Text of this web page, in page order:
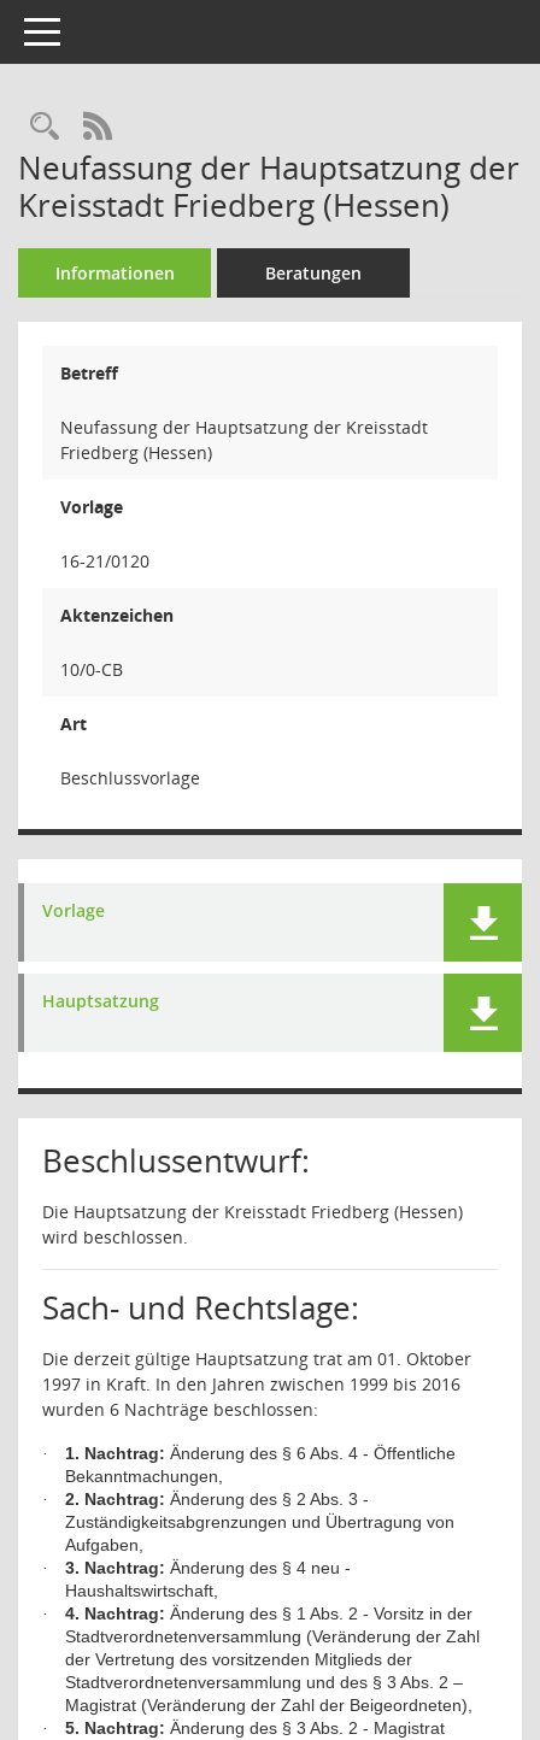
Toggle navigation
Rechercheauswahl
RSS-Feed
Neufassung der Hauptsatzung der
Kreisstadt Friedberg (Hessen)
Informationen Beratungen
Betreff
Neufassung der Hauptsatzung der Kreisstadt
Friedberg (Hessen)
Vorlage
16-21/0120
Aktenzeichen
10/0-CB
Art
Beschlussvorlage
Vorlage
Hauptsatzung
Beschlussentwurf:
Die Hauptsatzung der Kreisstadt Friedberg (Hessen)
wird beschlossen.
Sach- und Rechtslage:
Die derzeit gültige Hauptsatzung trat am 01. Oktober
1997 in Kraft. In den Jahren zwischen 1999 bis 2016
wurden 6 Nachträge beschlossen:
· 1. Nachtrag: Änderung des § 6 Abs. 4 - Öffentliche
Bekanntmachungen,
· 2. Nachtrag: Änderung des § 2 Abs. 3 -
Zuständigkeitsabgrenzungen und Übertragung von
Aufgaben,
· 3. Nachtrag: Änderung des § 4 neu -
Haushaltswirtschaft,
· 4. Nachtrag: Änderung des § 1 Abs. 2 - Vorsitz in der
Stadtverordnetenversammlung (Veränderung der Zahl
der Vertretung des vorsitzenden Mitglieds der
Stadtverordnetenversammlung und des § 3 Abs. 2 –
Magistrat (Veränderung der Zahl der Beigeordneten),
· 5. Nachtrag: Änderung des § 3 Abs. 2 - Magistrat